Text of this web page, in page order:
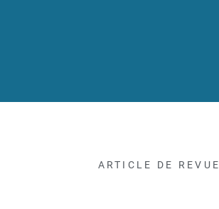
ARTICLE DE REVUE